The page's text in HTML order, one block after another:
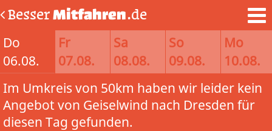
BesserMitfahren.de
Do
06.08.
Fr
07.08.
Sa
08.08.
So
09.08.
Mo
10.08.
Im Umkreis von 50km haben wir leider kein
Angebot von Geiselwind nach Dresden für
diesen Tag gefunden.